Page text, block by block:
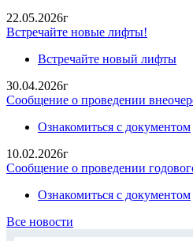
22.05.2026г
Встречайте новые лифты!
Встречайте новый лифты
30.04.2026г
Сообщение о проведении
Ознакомиться с документом
10.02.2026г
Сообщение о проведении
Ознакомиться с документом
Все новости